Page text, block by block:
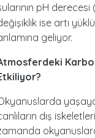
pH
ise artı
geliyor.
dış